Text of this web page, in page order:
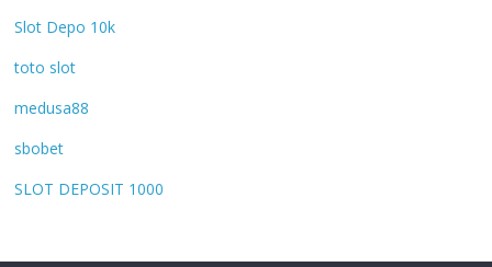
Slot Depo 10k
toto slot
medusa88
sbobet
SLOT DEPOSIT 1000